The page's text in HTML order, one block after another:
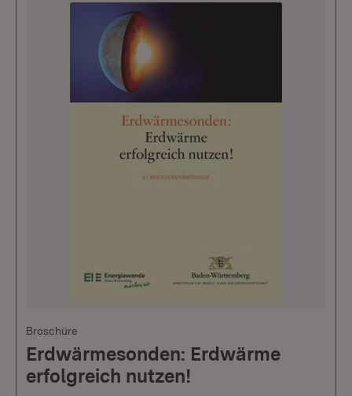
Broschüre
Erdwärmesonden: Erdwärme
erfolgreich nutzen!